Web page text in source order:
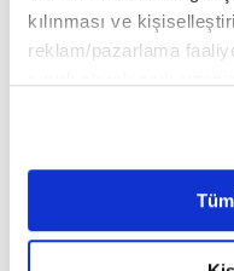
kılınması ve
reklam/pazarlama
belirleyebilirsiniz.
Ayarlar butonuna
Metnimizi ziyaret
6698 sayılı Kişisel
Mustafa Orhun Çetin
Rolls-Royce
bugüne uzanan
dönüm noktalarını